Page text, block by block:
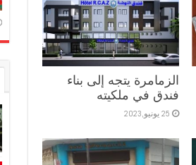
الزمامرة يتجه إلى بناء
فندق في ملكيته
25 يونيو,2023